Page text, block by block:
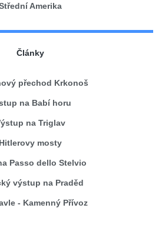
Amerika
Články
přechod Krkonoš
na Babí horu
na Triglav
Hitlerovy mosty
Passo dello Stelvio
výstup na Praděd
- Kamenný Přívoz